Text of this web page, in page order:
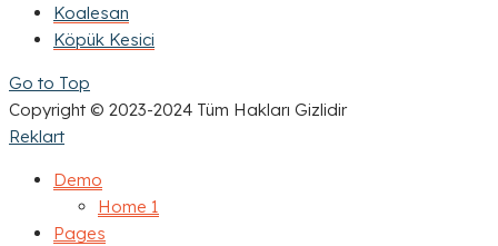
Koalesan
Köpük Kesici
Go to Top
Copyright © 2023-2024 Tüm Hakları Gizlidir
Reklart
Demo
Home 1
Pages